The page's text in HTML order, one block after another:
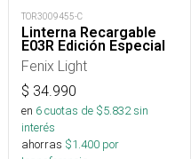
TOR3009455-C
Linterna Recargable
E03R Edición Especial
Fenix Light
$ 34.990
en 6cuotas de $5.832sin
interés
ahorras $1.400 por